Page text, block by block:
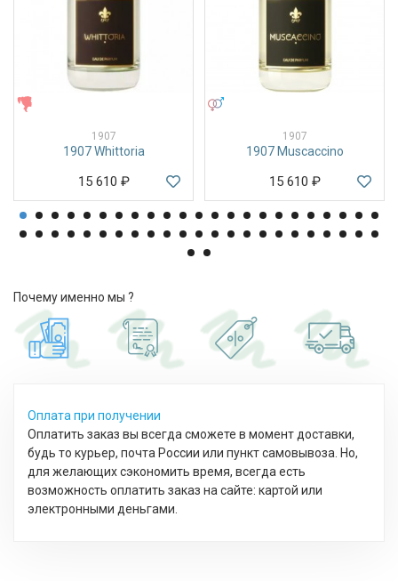
1907
1907 Whittoria
15 610 ₽
1907
1907 Muscaccino
15 610 ₽
Почему именно мы ?
Оплата при получении
Оплатить заказ вы всегда сможете в момент доставки,
будь то курьер, почта России или пункт самовывоза. Но,
для желающих сэкономить время, всегда есть
возможность оплатить заказ на сайте: картой или
электронными деньгами.